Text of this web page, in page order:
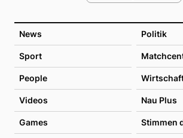
News Politik
Sport
People
Videos Nau Plus
Games Stimmen